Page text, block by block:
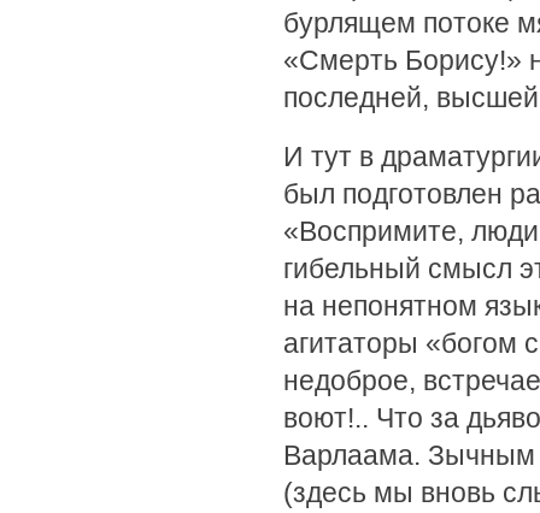
бурлящем потоке
«Смерть Борису!»
последней,
И тут в
был подготовлен
«Воспримите,
гибельный смысл
на непонятном
агитаторы «богом
недоброе,
воют!.. Что за
Варлаама. Зычным
(здесь мы вновь